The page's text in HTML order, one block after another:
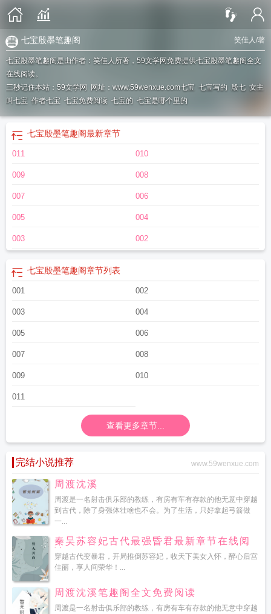
笑佳人/著
七宝殷墨笔趣阁
七宝殷墨笔趣阁是由作者：笑佳人所著，59文学网免费提供七宝殷墨笔趣阁全文
在线阅读。
三秒记住本站：59文学网 网址：www.59wenxue.com七宝 七宝写的 殷七 女主
叫七宝 作者七宝 七宝免费阅读 七宝的 七宝是哪个里的
七宝殷墨笔趣阁最新章节
011 010
009 008
007 006
005 004
003 002
七宝殷墨笔趣阁章节列表
001 002
003 004
005 006
007 008
009 010
011
查看更多章节...
完结小说推荐 www.59wenxue.com
周渡沈溪
周渡是一名射击俱乐部的教练，有房有车有存款的他无意中穿越
到古代，除了身强体壮啥也不会。为了生活，只好拿起弓箭做
一...
秦昊苏容妃古代最强昏君最新章节在线阅
读
穿越古代变暴君，开局推倒苏容妃，收天下美女入怀，醉心后宫
佳丽，享人间荣华！...
周渡沈溪笔趣阁全文免费阅读
周渡是一名射击俱乐部的教练，有房有车有存款的他无意中穿越